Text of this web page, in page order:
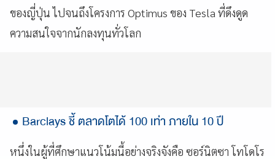
ของญี่ปุ่น ไปจนถึงโครงการ Optimus ของ Tesla ที่ดึงดูด
ความสนใจจากนักลงทุนทั่วโลก
Barclays ชี้ ตลาดโตได้ 100 เท่า ภายใน 10 ปี
หนึ่งในผู้ที่ศึกษาแนวโน้มนี้อย่างจริงจังคือ ซอร์นิตซา โทโดโร